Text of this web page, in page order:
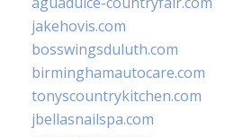
jakehovis.com
bosswingsduluth.com
birminghamautocare.com
tonyscountrykitchen.com
jbellasnailspa.com